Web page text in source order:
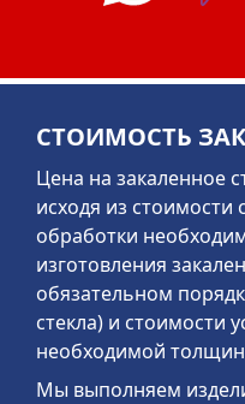
СТОИМОСТЬ
Цена на закаленное
исходя из стоимости
обработки
изготовления
обязательном
стекла) и стоимости
необходимой
Мы выполняем